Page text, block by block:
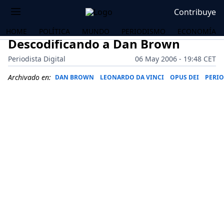
Contribuye
HOME POLÍTICA MUNDO PERIODISMO ECONOMÍA
Descodificando a Dan Brown
Periodista Digital
06 May 2006 - 19:48 CET
Archivado en: DAN BROWN LEONARDO DA VINCI OPUS DEI